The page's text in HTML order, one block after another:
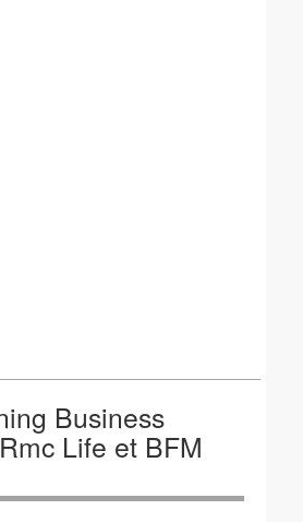
Business
Life et BFM